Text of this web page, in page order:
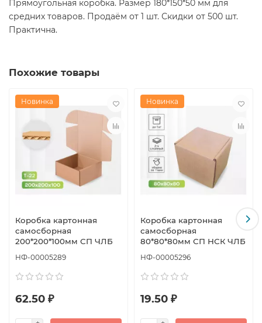
Прямоугольная коробка. Размер 180*150*50 мм для
средних товаров. Продаём от 1 шт. Скидки от 500 шт.
Практична.
Похожие товары
Новинка
Коробка картонная
самосборная
200*200*100мм СП ЧЛБ
НФ-00005289
62.50 ₽
Новинка
Коробка картонная
самосборная
80*80*80мм СП НСК ЧЛБ
НФ-00005296
19.50 ₽